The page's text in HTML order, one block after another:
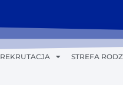
REKRUTACJA STREFA